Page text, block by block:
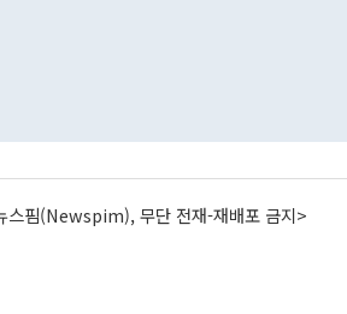
스핌(Newspim), 무단 전재-재배포 금지>